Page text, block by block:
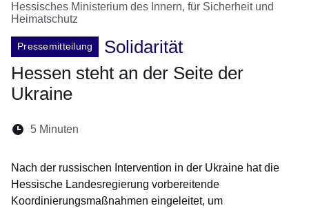
Hessisches Ministerium des Innern, für Sicherheit und
Heimatschutz
Pressemitteilung
Solidarität
Hessen steht an der Seite der
Ukraine
Lesedauer:
5 Minuten
Nach der russischen Intervention in der Ukraine hat die
Hessische Landesregierung vorbereitende
Koordinierungsmaßnahmen eingeleitet, um